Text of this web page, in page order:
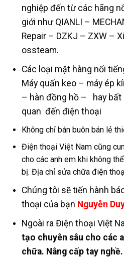
nghiệp đến từ các hãng
giới như QIANLI –
Repair – DZKJ – ZXW –
ossteam.
Các loại mặt hàng nổi
Máy quấn keo – máy ép
– hàn đồng hồ – hay bất
quan đến điện thoại
Không chỉ bán buôn bán lẻ
Điện thoại Việt Nam cũng
cho các anh em khi không
bị. Địa chỉ sửa chữa điện
Chúng tôi sẽ tiến hành
thoại của bạn Nguyễn
Ngoài ra Điện thoại Việt
tạo chuyên sâu cho các
chữa. Nâng cấp tay nghề.